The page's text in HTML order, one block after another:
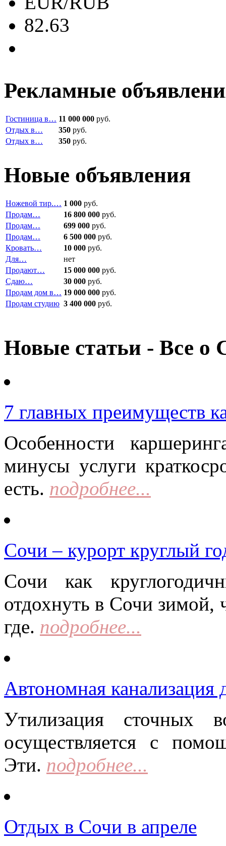
82.63
Рекламные
Гостиница в… 11 000 000 руб.
Отдых в…
350 руб.
Отдых в…
350 руб.
Новые объявления
Ножевой тир.… 1 000 руб.
Продам…
16 800 000 руб.
Продам…
699 000 руб.
Продам…
6 500 000 руб.
Кровать…
10 000 руб.
Для…
нет
Продают…
15 000 000 руб.
Сдаю…
30 000 руб.
Продам дом в… 19 000 000 руб.
Продам студию 3 400 000 руб.
Новые статьи - Все о
7 главных преимуществ
Особенности
минусы услуги
есть. подробнее...
Сочи – курорт круглый
Сочи как
отдохнуть в Сочи зимой,
где. подробнее...
Автономная канализация
Утилизация сточных
осуществляется с
Эти. подробнее...
Отдых в Сочи в апреле